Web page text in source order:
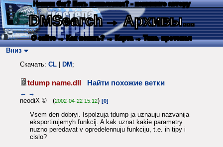
Нашли баг? Есть пожелания? - напишите автору
DMSearch→ Архивы...
О сайте → Как искать? → Карта → Текс. протокол
Вниз
Скачать: CL DM ;
tdump name.dll Найти похожие ветки
← →
neodiX © (2002-04-22 15:12) [0]
Vsem den dobryi. Ispolzuja tdump ja uznauju nazvanija
eksportirujemyh funkcij. A kak uznat kakie parametry
nuzno peredavat v opredelennuju funkciju, t.e. ih tipy i
cislo?